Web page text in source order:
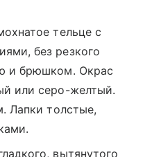
тельце с
без резкого
и брюшком. Окрас
или серо-желтый.
Лапки толстые,
вытянутого